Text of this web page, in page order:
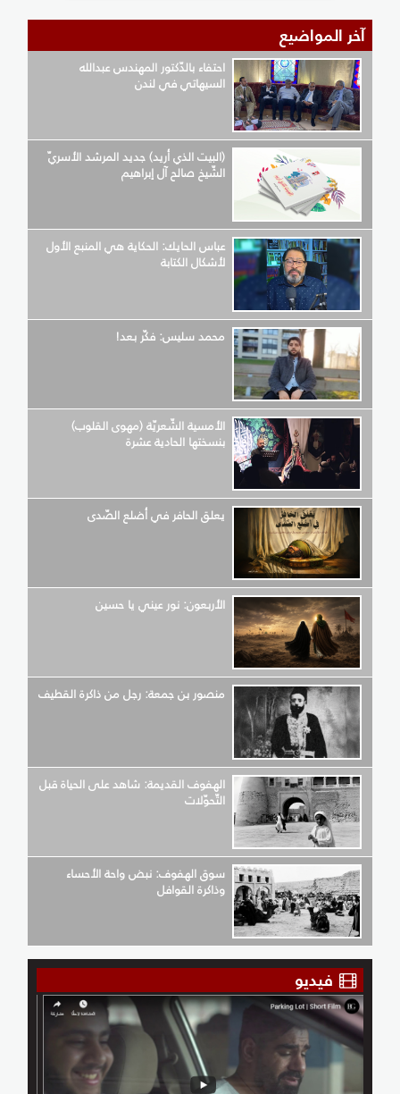
آخر المواضيع
احتفاء بالدّكتور المهندس عبدالله
السيهاتي في لندن
(البيت الذي أريد) جديد المرشد الأسريّ
الشّيخ صالح آل إبراهيم
عباس الحايك: الحكاية هي المنبع الأول
لأشكال الكتابة
محمد سليس: فكّر بعد!
الأمسية الشّعريّة (مهوى القلوب)
بنسختها الحادية عشرة
يعلق الحافر في أضلع الصّدى
الأربعون: نور عيني يا حسين
منصور بن جمعة: رجل من ذاكرة القطيف
الهفوف القديمة: شاهد على الحياة قبل
التّحوّلات
سوق الهفوف: نبض واحة الأحساء
وذاكرة القوافل
فيديو